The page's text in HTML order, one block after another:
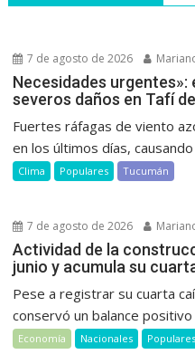
7 de agosto de 2026
Necesidades
severos daños en Tafí
Fuertes ráfagas de viento
en los últimos días,
Clima Populares Tucumán
7 de agosto de 2026
Actividad de la
junio y acumula su
Pese a registrar su cuarta
conservó un balance positivo
Economía Nacionales Populares